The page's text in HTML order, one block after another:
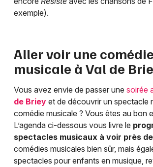
exemple).
Aller voir une comédie
musicale à Val de
Vous avez envie de passer une soirée
de Briey et de découvrir un spectacle
comédie musicale ? Vous êtes au bon
L’agenda ci-dessous vous livre le
spectacles musicaux à voir près
comédies musicales bien sûr, mais
spectacles pour enfants en musique,